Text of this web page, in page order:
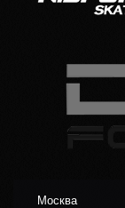
Москва